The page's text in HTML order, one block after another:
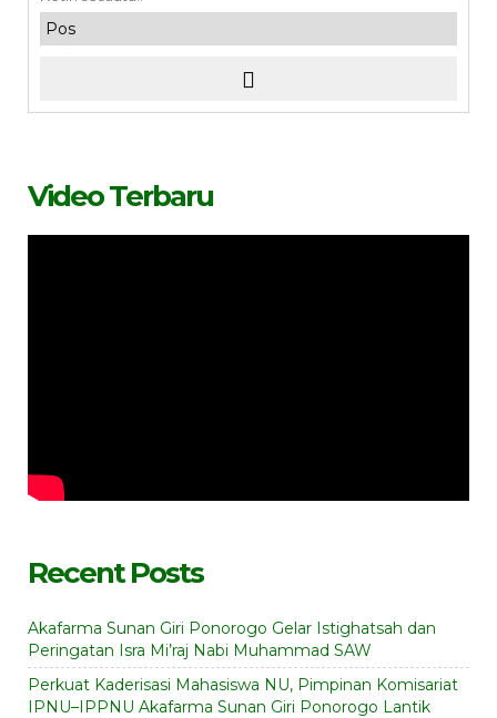
Video Terbaru
Recent Posts
Akafarma Sunan Giri Ponorogo Gelar Istighatsah dan
Peringatan Isra Mi’raj Nabi Muhammad SAW
Perkuat Kaderisasi Mahasiswa NU, Pimpinan Komisariat
IPNU–IPPNU Akafarma Sunan Giri Ponorogo Lantik